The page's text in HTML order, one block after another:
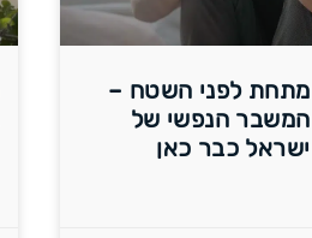
מתחת לפני השטח –
המשבר הנפשי של
ישראל כבר כאן